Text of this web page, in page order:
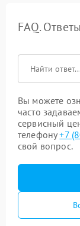
FAQ.
Вы можете
часто
сервисный
телефону+7
свой вопрос.